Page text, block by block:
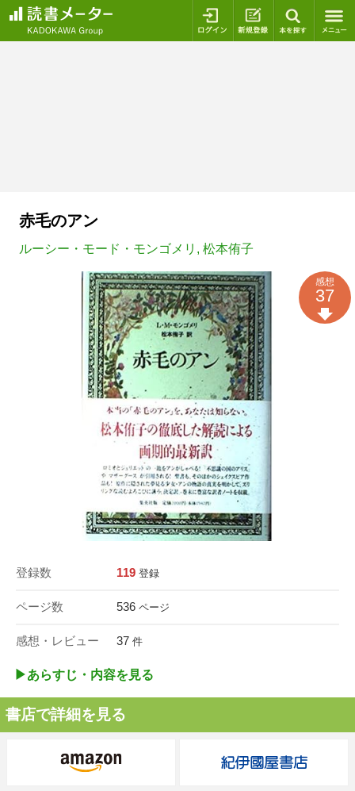
ログイン 新規登録
赤毛のアン
ルーシー・モード・モンゴメリ , 松本侑子
登録数 119 登録
ページ数 536 ページ
感想・レビュー 37 件
感想
37
▶︎あらすじ・内容を見る
書店で詳細を見る